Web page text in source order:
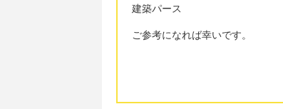
建築パース
ご参考になれば幸いです。